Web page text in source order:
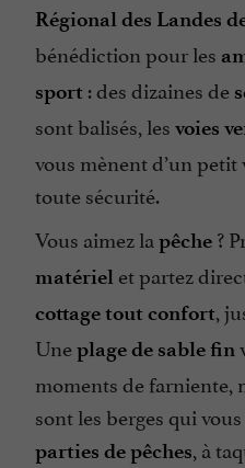
Régional des Landes
bénédiction pour les
sport : des dizaines de
sont balisés, les voies
vous mènent d’un petit
toute sécurité.
Vous aimez la pêche ?
matériel et partez
cottage tout confort,
Uneplage de sable fin
moments de farniente,
sont les berges qui
parties de pêches, à